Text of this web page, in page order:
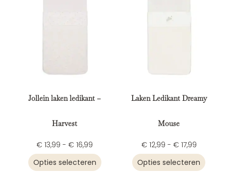
Jollein laken ledikant –
Harvest
€ 13,99 - € 16,99
Opties selecteren
Laken Ledikant Dreamy
Mouse
€ 12,99 - € 17,99
Opties selecteren